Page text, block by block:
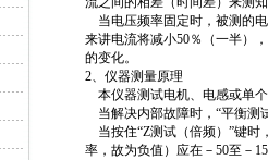
当电压频率固定时，被测的
来讲电流将减小50％（一半）
的变化。
2、仪器测量原理
本仪器测试电机、电感或单
当解决内部故障时，“平衡测
当按住“Z测试（倍频）”键时
率，故为负值）应在－50至－